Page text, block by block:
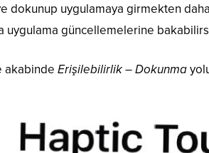
uygulamaya girmekten
uygulama güncellemelerine
akabinde Erişilebilirlik – Dokunma